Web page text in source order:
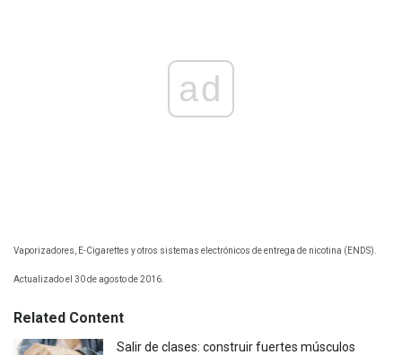
ad
Vaporizadores, E-Cigarettes y otros sistemas electrónicos de entrega de nicotina (ENDS).
Actualizado el 30 de agosto de 2016.
Related Content
Salir de clases: construir fuertes músculos